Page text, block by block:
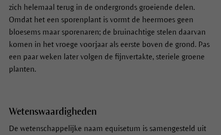
zich helemaal terug in de ondergronds groeiende delen.
Omdat het een sporenplant is vormt de heermoes geen
bloesems maar sporenaren; de bruinachtige stelen daarvan
komen in het vroege voorjaar als eerste boven de grond. Pas
een paar weken later volgen de fijnvertakte, steriele groene
planten.
Wetenswaardigheden
De wetenschappelijke naam equisetum is samengesteld uit